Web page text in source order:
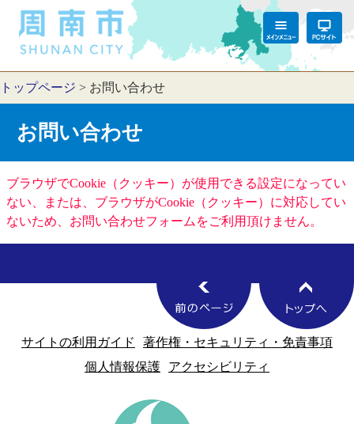
トップページ > お問い合わせ
お問い合わせ
ブラウザでCookie（クッキー）が使用できる設定になってい
ない、または、ブラウザがCookie（クッキー）に対応してい
ないため、お問い合わせフォームをご利用頂けません。
サイトの利用ガイド
著作権・セキュリティ・免責事項
個人情報保護
アクセシビリティ